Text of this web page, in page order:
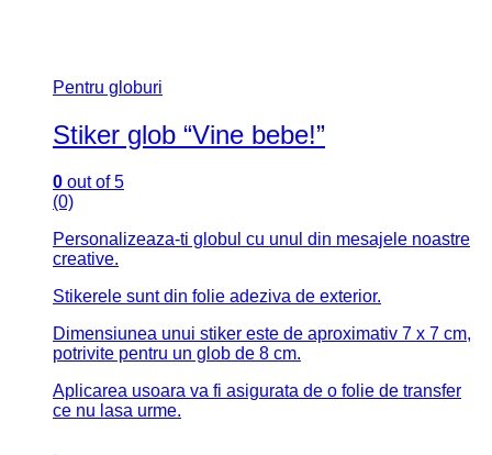
Pentru globuri
Stiker glob “Vine bebe!”
0 out of 5
(0)
Personalizeaza-ti globul cu unul din mesajele noastre
creative.
Stikerele sunt din folie adeziva de exterior.
Dimensiunea unui stiker este de aproximativ 7 x 7 cm,
potrivite pentru un glob de 8 cm.
Aplicarea usoara va fi asigurata de o folie de transfer
ce nu lasa urme.